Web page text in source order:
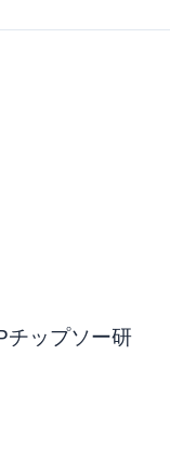
チップソー研